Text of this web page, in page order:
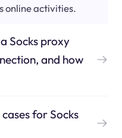
online activities.
Socks proxy
and how
for Socks